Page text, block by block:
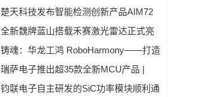
号」：开启人形机器人"生命感交互"新时
楚天科技发布智能检测创新产品AIM72
全自动灯检机
全新魏牌蓝山搭载禾赛激光雷达正式亮
相
铸魂：华龙工鸿 RoboHarmony——打造
自主可控工业操作系统硬核实力
瑞萨电子推出超35款全新MCU产品 |
RA4T1产品群、RA6T3产品群、RX26T
钧联电子自主研发的SiC功率模块顺利通